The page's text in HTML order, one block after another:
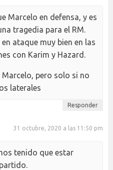
Marcelo en defensa, y es
tragedia para el RM.
ataque muy bien en las
con Karim y Hazard.
Marcelo, pero solo si no
laterales
Responder
31 octubre, 2020 a las 11:50 pm
tenido que estar